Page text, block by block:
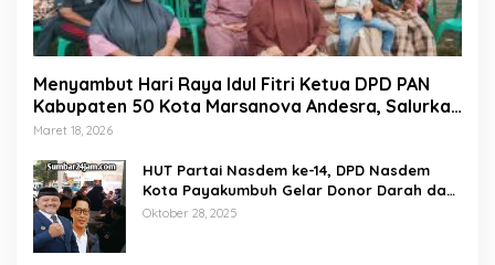
Menyambut Hari Raya Idul Fitri Ketua DPD PAN
Kabupaten 50 Kota Marsanova Andesra, Salurkan
Empat Ton Bantuan Beras Untuk Masyarakat
Maret 18, 2026
HUT Partai Nasdem ke-14, DPD Nasdem
Kota Payakumbuh Gelar Donor Darah dan
Pemeriksaan Kesehatan Gratis
Oktober 28, 2025